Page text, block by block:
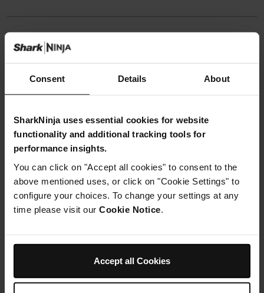
Consent Details About
SharkNinja uses essential cookies for website
functionality and additional tracking tools for
performance insights.
You can click on "Accept all cookies" to consent to the
above mentioned uses, or click on "Cookie Settings" to
configure your choices. To change your settings at any
time please visit our Cookie Notice
Accept all Cookies
Instructions
Étape 2
Dans votre robot Ninja Kitchen, ajoutez tous les
ingrédients secs et mixez-les pour les combiner.
Faites fondre le chocolat et l'huile de coco ensemble,
puis incorporez-les à vos ingrédients secs. Ajoutez les
2/3 de votre mélange de lait, remuez le tout pour
combiner complètement, puis incorporez le reste du
liquide. Si votre pâte est encore trop épaisse, vous
Étape 4
votre pâte dans le moule garni et faites cuire pendant
environ 20 minutes.